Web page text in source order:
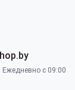
Ежедневно с 09:00